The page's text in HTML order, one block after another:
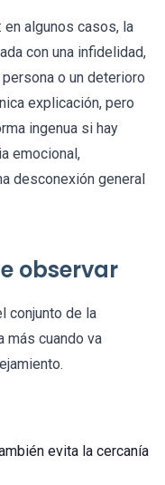
algunos casos, la
con una infidelidad,
o un deterioro
explicación, pero
ingenua si hay
emocional,
desconexión general
observar
conjunto de la
más cuando va
evita la cercanía